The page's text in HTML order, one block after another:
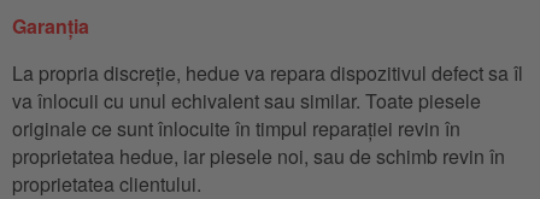
Garanția
La propria discreție, hedue va repara dispozitivul defect sa îl
va înlocuii cu unul echivalent sau similar. Toate piesele
originale ce sunt înlocuite în timpul reparației revin în
proprietatea hedue, iar piesele noi, sau de schimb revin în
proprietatea clientului.